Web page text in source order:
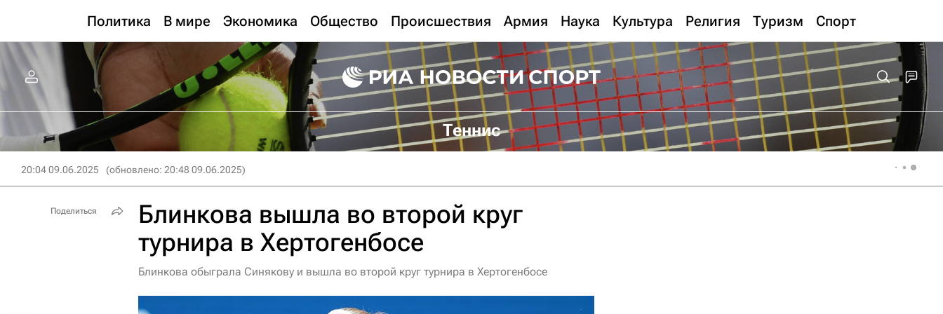
Политика В мире Экономика Общество Происшествия Армия Наука Культура Религия Туризм Спорт
Теннис
20:04 09.06.2025 (обновлено: 20:48 09.06.2025)
Блинкова вышла во второй круг
турнира в Хертогенбосе
Блинкова обыграла Синякову и вышла во второй круг турнира в Хертогенбосе
Поделиться